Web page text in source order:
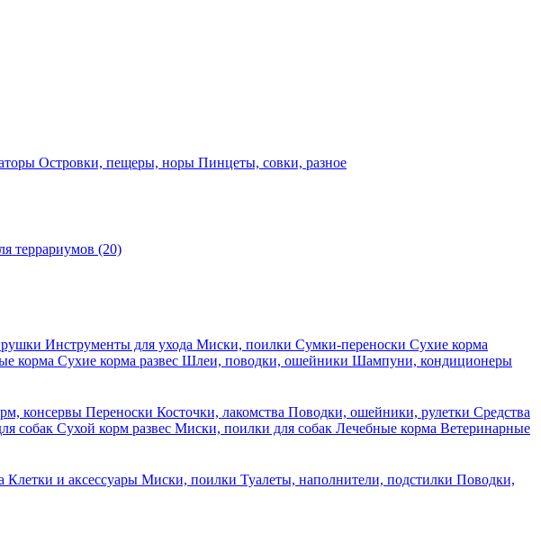
Островки, пещеры, норы Пинцеты, совки, разное
террариумов (20)
Инструменты для ухода Миски, поилки Сумки-переноски Сухие корма
корма Сухие корма развес Шлеи, поводки, ошейники Шампуни, кондиционеры
консервы Переноски Косточки, лакомства Поводки, ошейники, рулетки Средства
собак Сухой корм развес Миски, поилки для собак Лечебные корма Ветеринарные
Клетки и аксессуары Миски, поилки Туалеты, наполнители, подстилки Поводки,